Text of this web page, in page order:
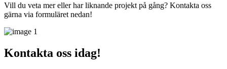
Vill du veta mer eller har liknande projekt på gång? Kontakta oss
gärna via formuläret nedan!
Kontakta oss idag!